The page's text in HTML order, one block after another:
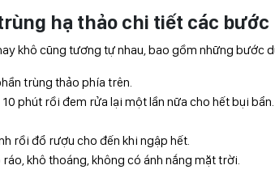
hạ thảo chi tiết các bước
khô cũng tương tự nhau, bao gồm những bước
trùng thảo phía trên.
phút rồi đem rửa lại một lần nữa cho hết bụi
rồi đổ rượu cho đến khi ngập hết.
khô thoáng, không có ánh nắng mặt trời.